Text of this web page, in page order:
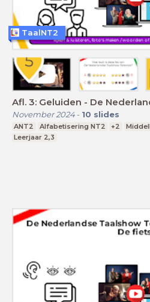
Afl. 3: Geluiden - De
November 2024- 10 slides
ANT2 Alfabetisering NT2 +2
Leerjaar 2,3
TaalNT2